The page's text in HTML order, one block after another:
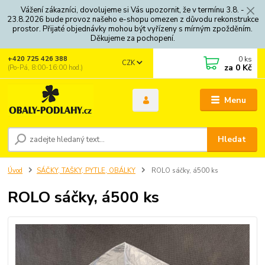
Vážení zákazníci, dovolujeme si Vás upozornit, že v termínu 3.8. -
23.8.2026 bude provoz našeho e-shopu omezen z důvodu rekonstrukce
prostor. Přijaté objednávky mohou být vyřízeny s mírným zpožděním.
Děkujeme za pochopení.
Menu
CZK
Hledat
+420 725 426 388
(Po-Pá, 8:00-16:00 hod.)
0 ks
za 0 Kč
Úvod SÁČKY, TAŠKY, PYTLE, OBÁLKY ROLO sáčky, á500 ks
ROLO sáčky, á500 ks